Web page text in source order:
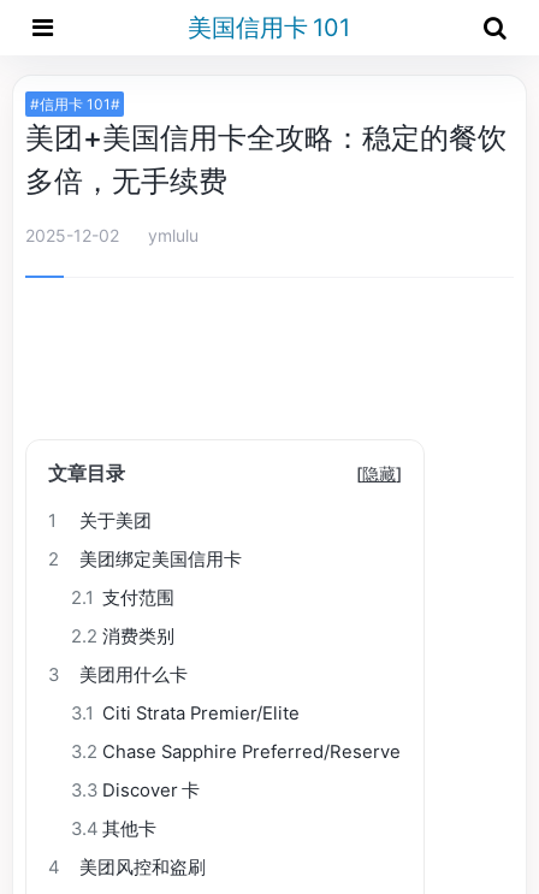
美国信用卡 101
#信用卡 101#
美团+美国信用卡全攻略：稳定的餐饮
多倍，无手续费
2025-12-02 ymlulu
文章目录 [隐藏]
1
关于美团
2
美团绑定美国信用卡
2.1 支付范围
2.2 消费类别
3
美团用什么卡
3.1 Citi Strata Premier/Elite
3.2 Chase Sapphire Preferred/Reserve
3.3 Discover 卡
3.4 其他卡
4
美团风控和盗刷